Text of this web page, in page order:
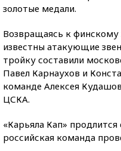
золотые медали.
Возвращаясь к финскому
известны атакующие
тройку составили
Павел Карнаухов и
команде Алексея
ЦСКА.
«Карьяла Кап»
российская команда